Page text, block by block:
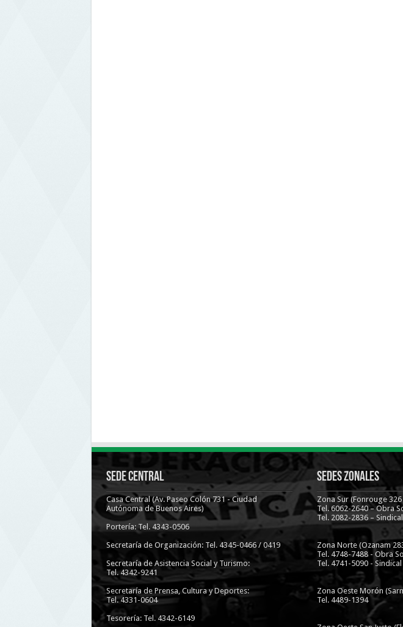
Sede Central
Casa Central (Av. Paseo Colón 731 - Ciudad
Autónoma de Buenos Aires)
Portería: Tel. 4343-0506
Secretaría de Organización: Tel. 4345-0466 / 0419
Secretaría de Asistencia Social y Turismo:
Tel. 4342-9241
Secretaría de Prensa, Cultura y Deportes:
Tel. 4331-0604
Tesorería: Tel. 4342-6149
Sedes Zonales
Zona Sur (Fonrouge
Tel. 6062-2640 – Obra
Tel. 2082-2836 – Sindical
Zona Norte (Ozanam
Tel. 4748-7488 - Obra
Tel. 4741-5090 - Sindical
Zona Oeste Morón
Tel. 4489-1394